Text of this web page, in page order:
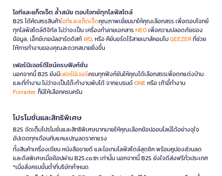
ไอทีและแก็ดเจ็ต ล้ำสมัย ตอบโจทย์ทุกไลฟ์สไตล์
B2S ได้คัดสรรสินค้าไอทีและแก็ดเจ็ตคุณภาพเยี่ยมมาให้คุณเลือกสรร เพื่อตอบโจทย์
ทุกไลฟ์สไตล์ดิจิทัล ไม่ว่าจะเป็น เครื่องทำลายเอกสารNEOเพื่อความปลอดภัยของ
ข้อมูล, เอ็กซ์เทอนัลฮาร์ดดิสก์WD, หรือ คีย์บอร์ดไร้สายเมาส์คอมโบGEEZERที่ช่วย
ให้การทำงานของคุณสะดวกสบายยิ่งขึ้น
เฟอร์นิเจอร์ดีไซน์ครบฟังก์ชั่น
นอกจากนี้ B2S ยังมีเฟอร์นิเจอร์ครบทุกฟังก์ชันให้คุณได้เลือกสรรเพื่อตกแต่งบ้าน
และที่ทำงาน ไม่ว่าจะเป็นโต๊ะทำงานพับได้ จากแบรนด์ONEหรือ เก้าอี้ทำงาน
Furradecก็มีให้เลือกครบครัน
โปรโมชั่นและสิทธิพิเศษ
B2S จัดเต็มโปรโมชั่นและสิทธิพิเศษมากมายให้คุณเลือกช้อปออนไลน์ได้อย่างจุใจ
อัปเดตทุกเดือนกับแคมเปญลดราคาแรง
ทั้งสินค้าเครื่องเขียน หนังสือขายดี และไอเทมไลฟ์สไตล์สุดชิค พร้อมคูปองส่วนลด
และดีลพิเศษเมื่อช้อปผ่าน B2S.co.th เท่านั้น นอกจากนี้ B2S ยังใจดีส่งฟรีทั่วประเทศ
*เมื่อสั่งครบขั้นต่ำที่บริษัทกำหนด